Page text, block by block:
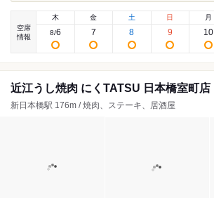
空席
情報
木
8/6
金
7
土
8
日
9
月
10
近江うし焼肉 にくTATSU 日本橋室町店
新日本橋駅 176m / 焼肉、ステーキ、居酒屋